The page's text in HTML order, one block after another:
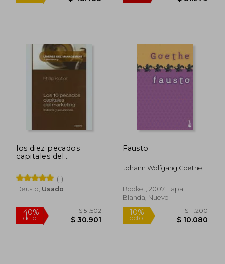
Rápido
los diez pecados
capitales del
(1)
Deusto, Usado
Fausto
Johann Wolfgang Goethe
Booket, 2007, Tapa
Blanda, Nuevo